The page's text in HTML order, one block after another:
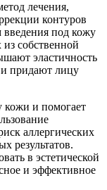
лечения,
контуров
введения под кожу
собственной
эластичность
придают лицу
кожи и помогает
аллергических
результатов.
в эстетической
и эффективное